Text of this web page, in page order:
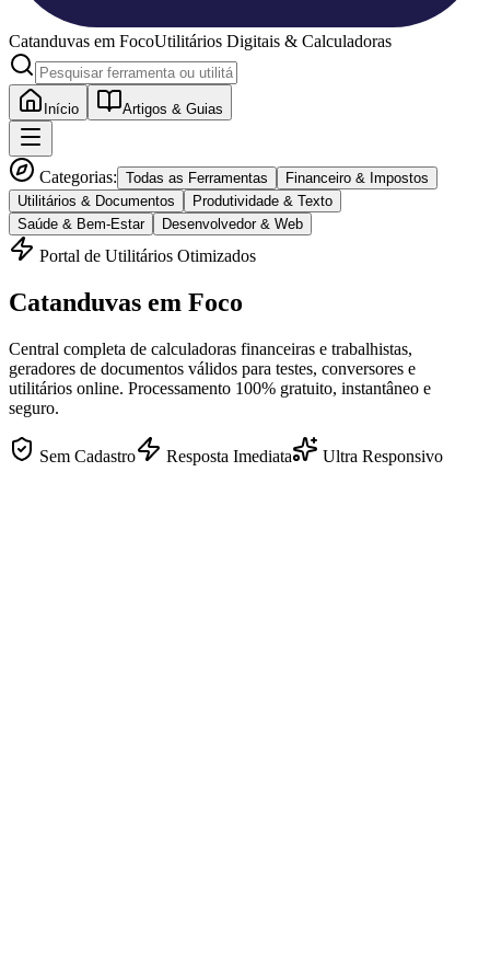
Catanduvas em FocoUtilitários Digitais & Calculadoras
Início Artigos & Guias
Categorias: Todas as Ferramentas
Financeiro & Impostos
Utilitários & Documentos
Produtividade & Texto
Saúde & Bem-Estar
Desenvolvedor & Web
Portal de Utilitários Otimizados
Catanduvas em Foco
Central completa de calculadoras financeiras e trabalhistas,
geradores de documentos válidos para testes, conversores e
utilitários online. Processamento 100% gratuito, instantâneo e
seguro.
Sem Cadastro Resposta Imediata Ultra Responsivo